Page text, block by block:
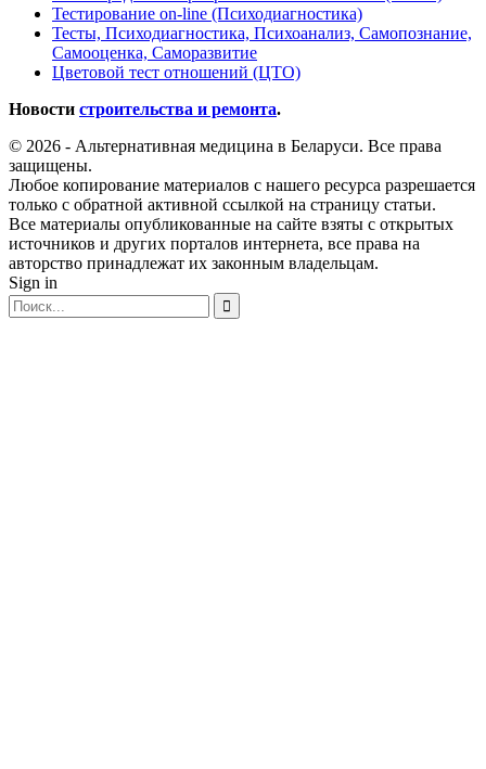
Тестирование on-line (Психодиагностика)
Тесты, Психодиагностика, Психоанализ, Самопознание,
Самооценка, Саморазвитие
Цветовой тест отношений (ЦТО)
Новости строительства и ремонта.
© 2026 - Альтернативная медицина в Беларуси. Все права
защищены.
Любое копирование материалов с нашего ресурса разрешается
только с обратной активной ссылкой на страницу статьи.
Все материалы опубликованные на сайте взяты с открытых
источников и других порталов интернета, все права на
авторство принадлежат их законным владельцам.
Sign in